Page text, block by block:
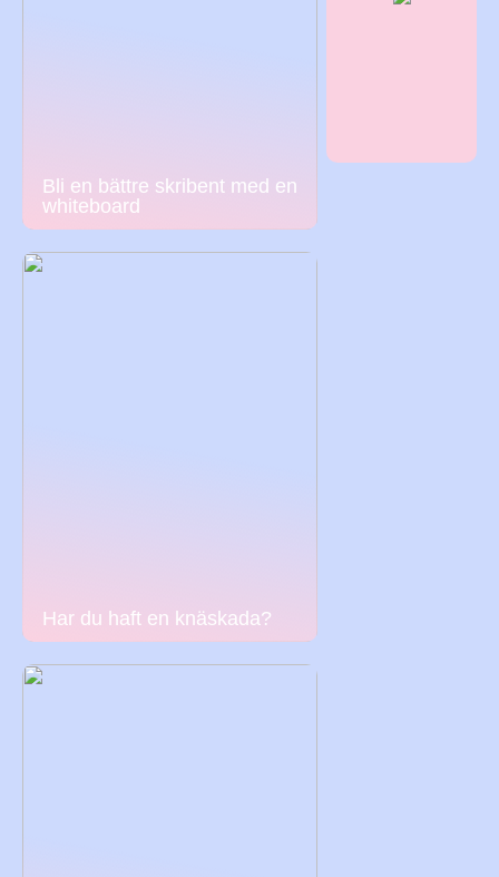
Bli en bättre skribent med en
whiteboard
Har du haft en knäskada?